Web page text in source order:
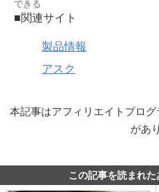
できる
■関連サイト
製品情報
アスク
本記事はアフィリエイトプロ
があ
この記事を読まれ